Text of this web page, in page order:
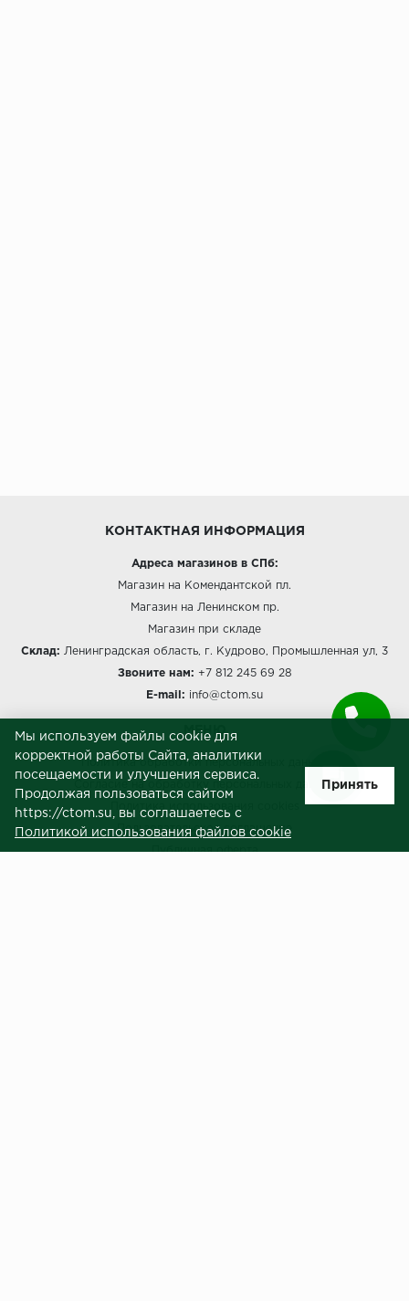
КОНТАКТНАЯ ИНФОРМАЦИЯ
Адреса магазинов в СПб:
Магазин на Комендантской пл.
Магазин на Ленинском пр.
Магазин при складе
Склад: Ленинградская область, г. Кудрово, Промышленная ул, 3
Звоните нам: +7 812 245 69 28
E-mail: info@ctom.su
МЕНЮ
Политика обработки персональных данных
Согласие на обработку персональных данных
Пользовательское соглашение
Публичная оферта
Мы используем файлы cookie для
корректной работы Сайта, аналитики
посещаемости и улучшения сервиса.
Продолжая пользоваться сайтом
https://ctom.su, вы соглашаетесь с
Политикой использования файлов cookie
Принять